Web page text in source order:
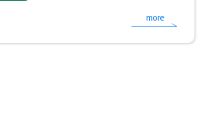
more